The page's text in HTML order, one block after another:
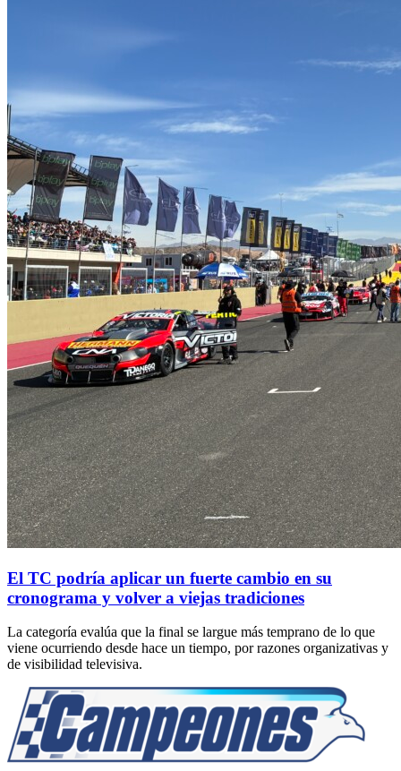
El TC podría aplicar un fuerte cambio en su
cronograma y volver a viejas tradiciones
La categoría evalúa que la final se largue más temprano de lo que
viene ocurriendo desde hace un tiempo, por razones organizativas y
de visibilidad televisiva.